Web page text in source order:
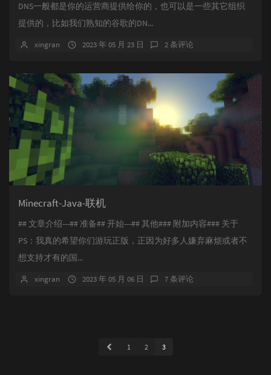
DNS一般都是你的运营商提供给你的，也可以是一些其它组织
提供的，比如我们熟知的谷歌的DN...
xingran 2023 年 05 月 23 日 2 条评论
Minecraft-Java-联机
## 文章介绍---## 准备## 开始---## 其他### 附加内容### 关于
PS：我真的希望你们游玩正版，正因为好多人嫌弃麻烦或者不
想支持才有的国...
xingran 2023 年 05 月 06 日 7 条评论
1 2 3